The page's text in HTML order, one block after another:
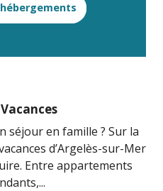
séjour en famille ? Sur la
d’Argelès-sur-Mer
Entre appartements